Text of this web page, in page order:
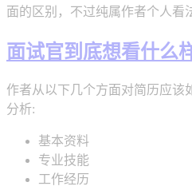
面的区别，不过纯属作者个人看
面试官到底想看什么
作者从以下几个方面对简历应该
分析:
基本资料
专业技能
工作经历